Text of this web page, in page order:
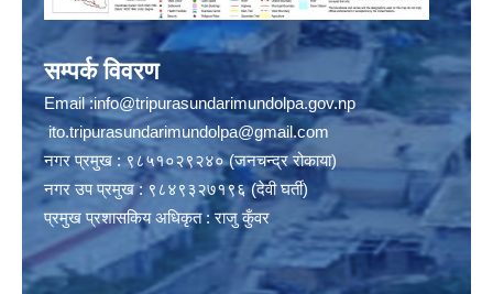
सम्पर्क विवरण
Email :info@tripurasundarimundolpa.gov.np
ito.tripurasundarimundolpa@gmail.com
नगर प्रमुख : ९८५१०२९२४० (जनचन्द्र रोकाया)
नगर उप प्रमुख : ९८४९३२७१९६ (देवी घर्ती)
प्रमुख प्रशासकिय अधिकृत : राजु कुँवर